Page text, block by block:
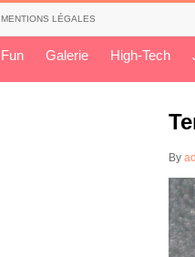
MENTIONS LÉGALES
Fun Galerie High-Tech
By